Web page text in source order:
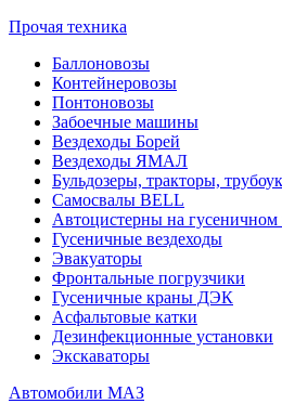
Прочая техника
Баллоновозы
Контейнеровозы
Понтоновозы
Забоечные машины
Вездеходы Борей
Вездеходы ЯМАЛ
Бульдозеры, тракторы,
Самосвалы BELL
Автоцистерны на гусеничном
Гусеничные вездеходы
Эвакуаторы
Фронтальные погрузчики
Гусеничные краны ДЭК
Асфальтовые катки
Дезинфекционные установки
Экскаваторы
Автомобили МАЗ